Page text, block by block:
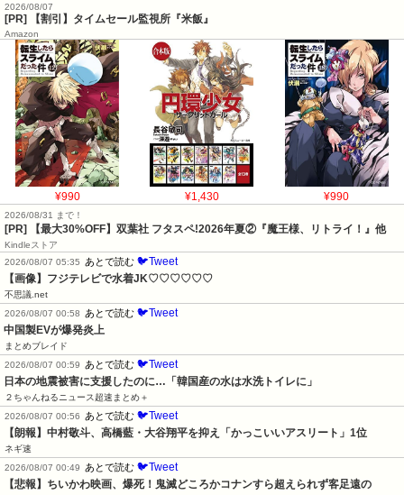
2026/08/07
[PR] 【割引】タイムセール監視所『米飯』
Amazon
¥990 ¥1,430 ¥990
2026/08/31 まで！
[PR] 【最大30%OFF】双葉社 フタスペ!2026年夏②『魔王様、リトライ！』他
Kindleストア
2026/08/07 05:35
あとで読む 🐦Tweet
【画像】フジテレビで水着JK♡♡♡♡♡♡
不思議.net
2026/08/07 00:58
あとで読む 🐦Tweet
中国製EVが爆発炎上
まとめブレイド
2026/08/07 00:59
あとで読む 🐦Tweet
日本の地震被害に支援したのに…「韓国産の水は水洗トイレに」
２ちゃんねるニュース超速まとめ＋
2026/08/07 00:56
あとで読む 🐦Tweet
【朗報】中村敬斗、高橋藍・大谷翔平を抑え「かっこいいアスリート」1位
ネギ速
2026/08/07 00:49
あとで読む 🐦Tweet
【悲報】ちいかわ映画、爆死！鬼滅どころかコナンすら超えられず客足遠の